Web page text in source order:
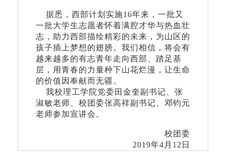
据悉，西部计划实施16年来，一批又
一批大学生志愿者怀着满腔才华与热血壮
志，助力西部描绘精彩的未来，为山区的
孩子插上梦想的翅膀。我们相信，将会有
越来越多的有志青年走向西部、踏足基
层，用青春的力量种下山花烂漫，让生命
的价值因奉献而无疆。
我校理工学院党委田金奎副书记、张
淑敏老师、校团委张高祥副书记、邓钧元
老师参加宣讲会。
校团委
2019年4月12日